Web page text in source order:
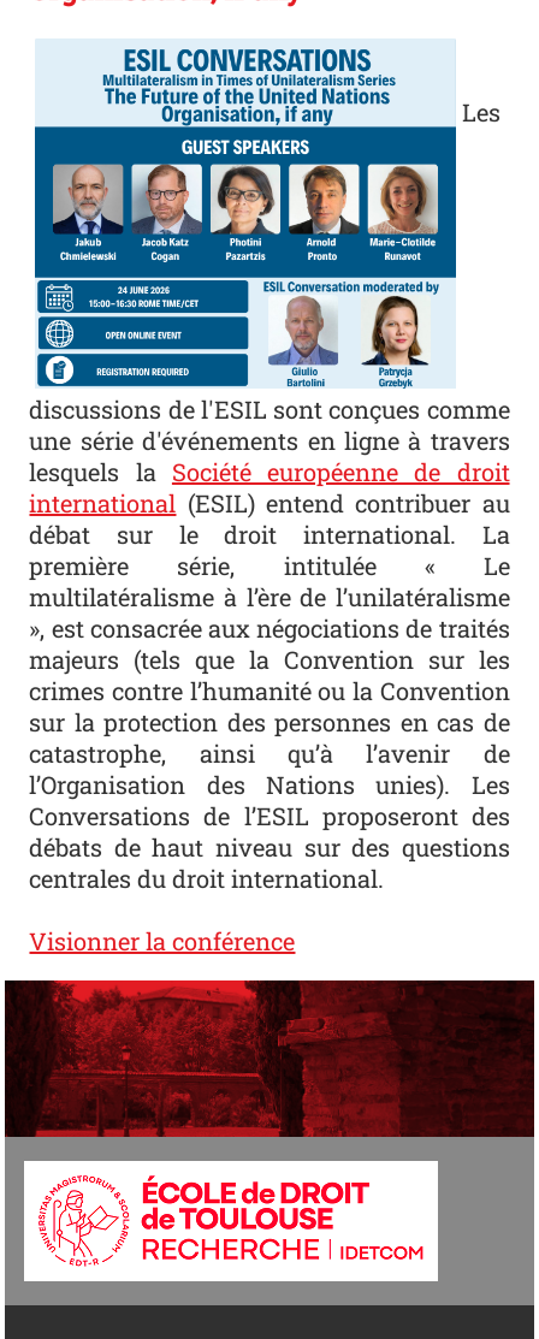
Les
discussions de l'ESIL sont conçues comme
une série d'événements en ligne à travers
lesquels la Société européenne de droit
international (ESIL) entend contribuer au
débat sur le droit international. La
première série, intitulée « Le
multilatéralisme à l’ère de l’unilatéralisme
», est consacrée aux négociations de traités
majeurs (tels que la Convention sur les
crimes contre l’humanité ou la Convention
sur la protection des personnes en cas de
catastrophe, ainsi qu’à l’avenir de
l’Organisation des Nations unies). Les
Conversations de l’ESIL proposeront des
débats de haut niveau sur des questions
centrales du droit international.
Visionner la conférence